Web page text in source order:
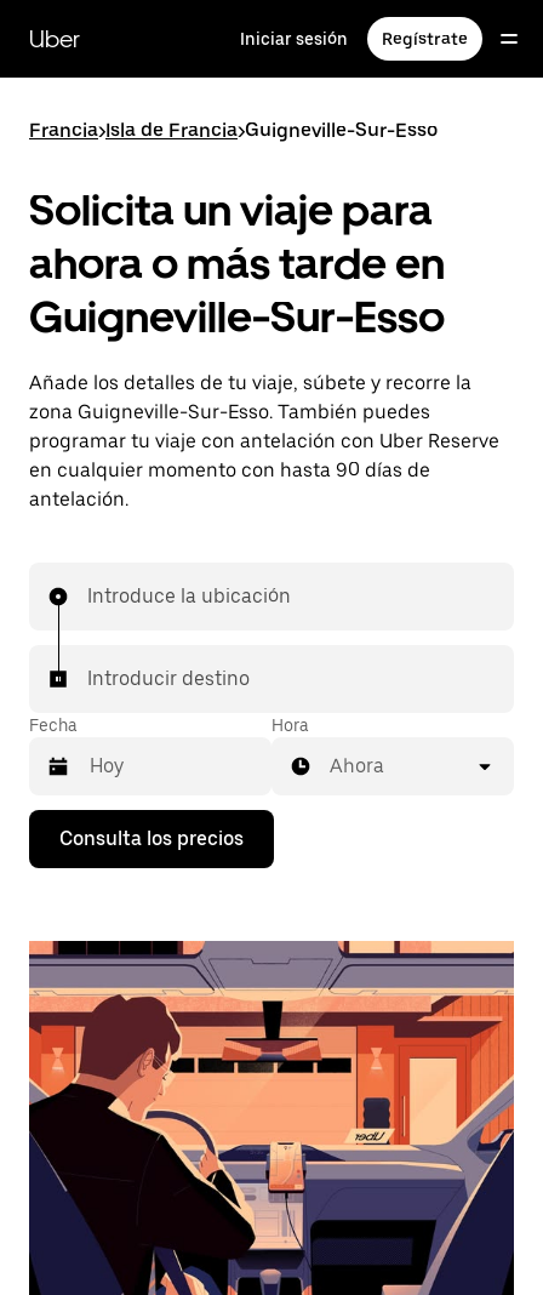
contenido
principal
Uber Iniciar sesión Regístrate
Francia>Isla de Francia>Guigneville-Sur-Esso
Solicita un viaje para
ahora o más tarde en
Guigneville-Sur-Esso
Añade los detalles de tu viaje, súbete y recorre la
zona Guigneville-Sur-Esso. También puedes
programar tu viaje con antelación con Uber Reserve
en cualquier momento con hasta 90 días de
antelación.
Introduce la ubicación
Introducir destino
Fecha
Pulsa
flecha
abrir
calendario
seleccionar
una
fecha.
Pulsa
el
botón
escape
el
calendario.
Hora
Ahora
Consulta los precios